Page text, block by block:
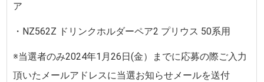
ア
・NZ562Z ドリンクホルダーペア2 プリウス 50系用
※当選者のみ2024年1月26日(金） までに応募の際ご入力
頂いたメールアドレスに当選お知らせメールを送付